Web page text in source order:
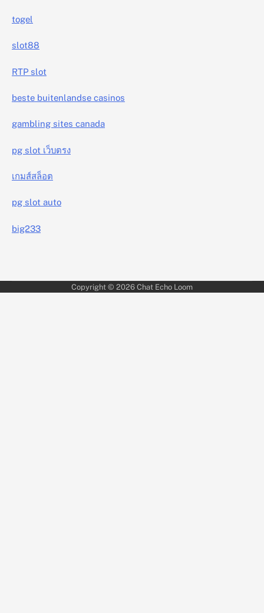
togel
slot88
RTP slot
beste buitenlandse casinos
gambling sites canada
pg slot เว็บตรง
เกมส์สล็อต
pg slot auto
big233
Copyright © 2026 Chat Echo Loom